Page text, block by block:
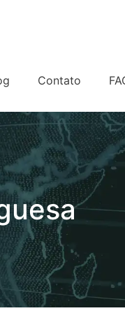
Contato